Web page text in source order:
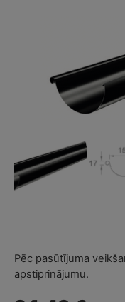
Pēc pasūtījuma
apstiprinājumu.